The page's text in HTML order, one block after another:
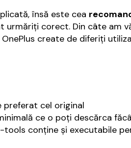
însă este cea
urmăriți corect. Din câte am
create de diferiți
preferat cel original
ce o poți descărca
tools conține și executabile